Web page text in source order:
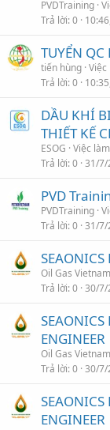
PVDTraining
Trả lời 0
TUYỂN QC
tiến hùng Việc
Trả lời 0
DẦU KHÍ
THIẾT KẾ
ESOG Việc
Trả lời 0 31/7/
PVD
PVDTraining
Trả lời 0 31/7/
Oil Gas Vietnam
Trả lời 0 30/7/
ENGINEER
Oil Gas Vietnam
Trả lời 0 30/7/
SEAONICS
ENGINEER